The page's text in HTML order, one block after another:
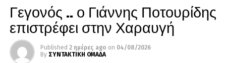
Γεγονός .. ο Γιάννης Ποτουρίδης
επιστρέφει στην Χαραυγή
Published 2 ημέρες ago on 04/08/2026
By ΣΥΝΤΑΚΤΙΚΗ ΟΜΑΔΑ